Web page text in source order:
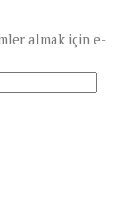
almak için e-